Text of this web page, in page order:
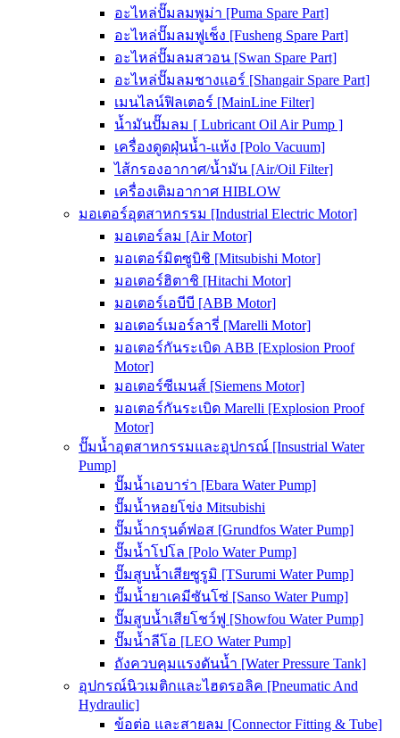
อะไหล่ปั๊มลมพูม่า [Puma Spare Part]
อะไหล่ปั๊มลมฟูเช็ง [Fusheng Spare Part]
อะไหล่ปั๊มลมสวอน [Swan Spare Part]
อะไหล่ปั๊มลมชางแอร์ [Shangair Spare Part]
เมนไลน์ฟิลเตอร์ [MainLine Filter]
น้ำมันปั๊มลม [ Lubricant Oil Air Pump ]
เครื่องดูดฝุ่นน้ำ-แห้ง [Polo Vacuum]
ไส้กรองอากาศ/น้ำมัน [Air/Oil Filter]
เครื่องเติมอากาศ HIBLOW
มอเตอร์อุตสาหกรรม [Industrial Electric Motor]
มอเตอร์ลม [Air Motor]
มอเตอร์มิตซูบิชิ [Mitsubishi Motor]
มอเตอร์ฮิตาชิ [Hitachi Motor]
มอเตอร์เอบีบี [ABB Motor]
มอเตอร์เมอร์ลารี่ [Marelli Motor]
มอเตอร์กันระเบิด ABB [Explosion Proof
Motor]
มอเตอร์ซีเมนส์ [Siemens Motor]
มอเตอร์กันระเบิด Marelli [Explosion Proof
Motor]
ปั๊มน้ำอุตสาหกรรมและอุปกรณ์ [Insustrial Water
Pump]
ปั๊มน้ำเอบาร่า [Ebara Water Pump]
ปั๊มน้ำหอยโข่ง Mitsubishi
ปั๊มน้ำกรุนด์ฟอส [Grundfos Water Pump]
ปั๊มน้ำโปโล [Polo Water Pump]
ปั๊มสูบน้ำเสียซูรูมิ [TSurumi Water Pump]
ปั๊มน้ำยาเคมีซันโซ่ [Sanso Water Pump]
ปั๊มสูบน้ำเสียโชว์ฟู [Showfou Water Pump]
ปั๊มน้ำลีโอ [LEO Water Pump]
ถังควบคุมแรงดันน้ำ [Water Pressure Tank]
อุปกรณ์นิวเมติกและไฮดรอลิค [Pneumatic And
Hydraulic]
ข้อต่อ และสายลม [Connector Fitting & Tube]